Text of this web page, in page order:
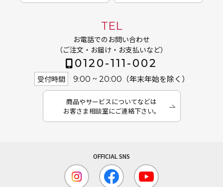
TEL
お電話でのお問い合わせ
（ご注文・お届け・お支払いなど）
0120-111-002
受付時間 9:00 ~ 20:00 （年末年始を除く）
商品やサービスについてなどは
お客さま相談室にご連絡下さい。